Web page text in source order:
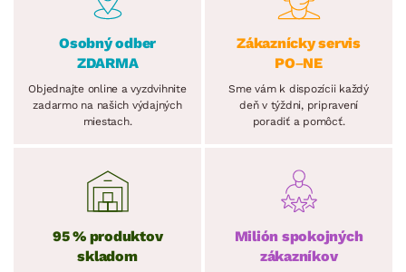
Osobný odber
ZDARMA
Objednajte online a vyzdvihnite
zadarmo na našich výdajných
miestach.
Zákaznícky servis
PO–NE
Sme vám k dispozícii každý
deň v týždni, pripravení
poradiť a pomôcť.
95 % produktov
skladom
Milión spokojných
zákazníkov